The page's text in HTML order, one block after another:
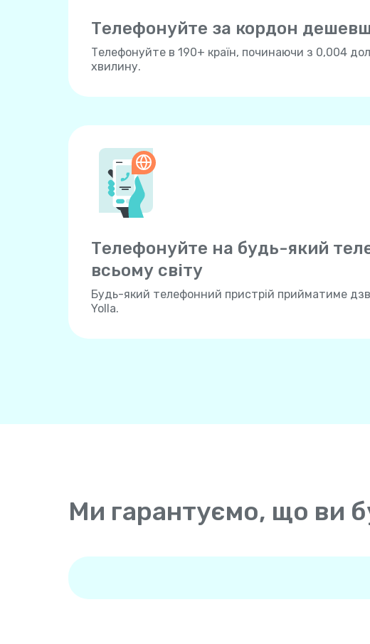
Телефонуйте за кордон
Телефонуйте в 190+ країн, починаючи з 0,004
хвилину.
Телефонуйте на будь-який
всьому свiту
Будь-який телефонний пристрій прийматиме
Yolla.
Ми гарантуємо, що ви